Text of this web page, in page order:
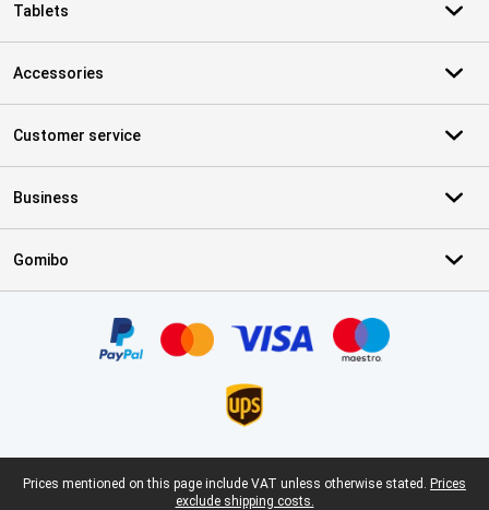
Tablets
Accessories
Customer service
Business
Gomibo
Legal footer
Prices mentioned on this page include VAT unless otherwise stated. Prices
exclude shipping costs.